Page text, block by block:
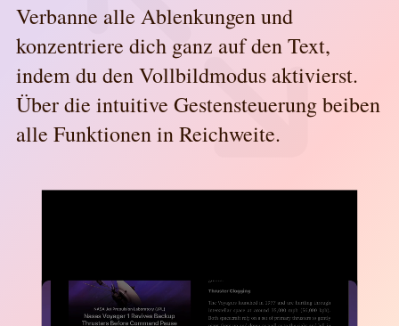
Verbanne alle Ablenkungen und
konzentriere dich ganz auf den Text,
indem du den Vollbildmodus aktivierst.
Über die intuitive Gestensteuerung beiben
alle Funktionen in Reichweite.